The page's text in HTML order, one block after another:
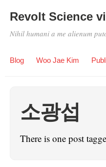
Revolt Science
Nihil humani a me alienum
Blog Woo Jae Kim
소광섭
There is one post